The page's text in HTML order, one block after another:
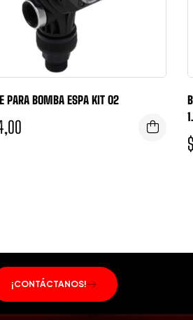
PARA BOMBA ESPA KIT 02
$
¡CONTÁCTANOS!